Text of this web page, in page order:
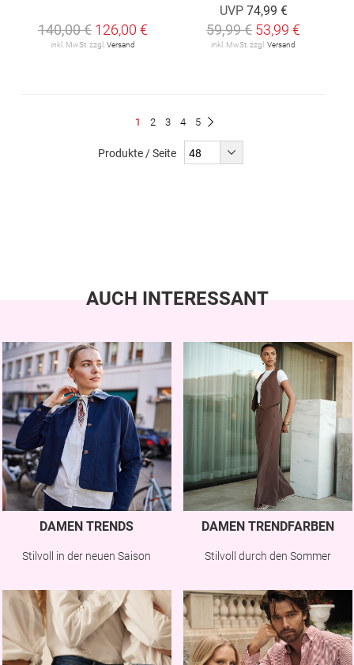
140,00 € 126,00 €
inkl. MwSt. zzgl. Versand
UVP 74,99 €
59,99 € 53,99 €
inkl. MwSt. zzgl. Versand
Du
1 Seite
2 Seite
3 Seite
4 Seite
5
Produkte / Seite
AUCH INTERESSANT
DAMEN TRENDS
Stilvoll in der neuen Saison
DAMEN TRENDFARBEN
Stilvoll durch den Sommer